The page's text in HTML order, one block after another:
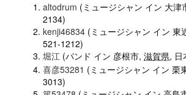
altodrum (ミュージシャン イン 大津
2134)
kenji46834 (ミュージシャン イン 東
521-1212)
堀江 (バンド イン 彦根市, 滋賀県, 日
喜彦53281 (ミュージシャン イン 栗
3013)